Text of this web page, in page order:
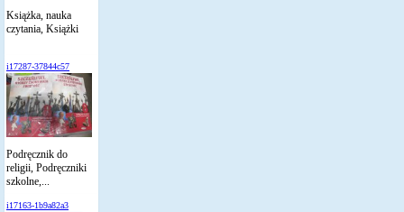
Książka, nauka
czytania, Książki
i17287-37844c57
Podręcznik do
religii, Podręczniki
szkolne,...
i17163-1b9a82a3